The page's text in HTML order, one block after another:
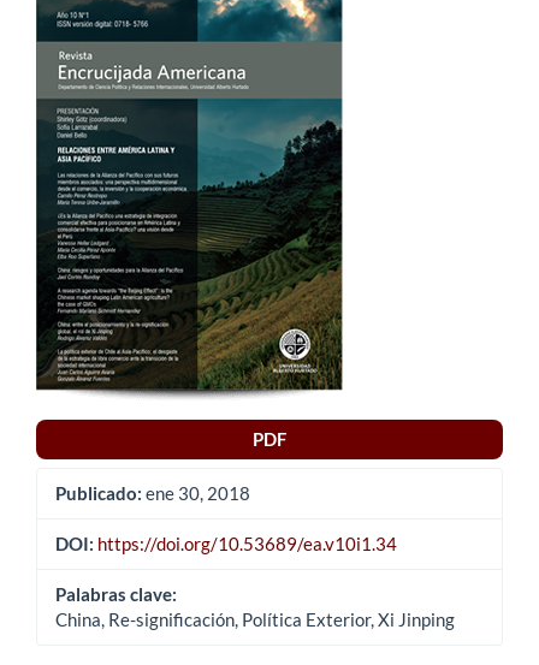
Barra
lateral
del
artículo
PDF
Publicado: ene 30, 2018
DOI: https://doi.org/10.53689/ea.v10i1.34
Palabras clave:
China, Re-significación, Política Exterior, Xi Jinping